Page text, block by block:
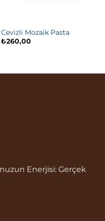
Cevizli Mozaik Pasta
₺260,00
Enerjisi: Gerçek